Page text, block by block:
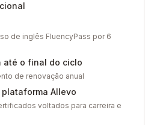
de inglês FluencyPass por 6
até o final do ciclo
de renovação anual
Allevo
voltados para carreira e